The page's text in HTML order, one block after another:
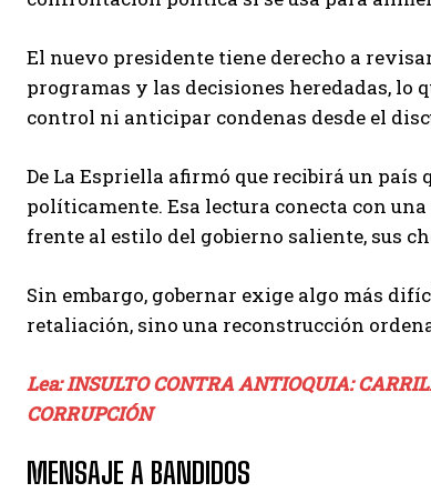
El nuevo presidente tiene derecho a
programas y las decisiones heredadas, lo
control ni anticipar condenas desde el
De La Espriella afirmó que recibirá un
políticamente. Esa lectura conecta con
frente al estilo del gobierno saliente, sus
Sin embargo, gobernar exige algo más
retaliación, sino una reconstrucción
Lea: INSULTO CONTRA ANTIOQUIA:
CORRUPCIÓN
MENSAJE A BANDIDOS